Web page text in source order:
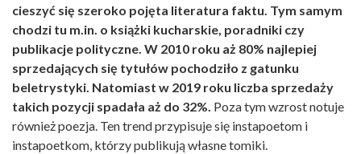
cieszyć się szeroko pojęta literatura faktu. Tym samym
chodzi tu m.in. o książki kucharskie, poradniki czy
publikacje polityczne. W 2010 roku aż 80% najlepiej
sprzedających się tytułów pochodziło z gatunku
beletrystyki. Natomiast w 2019 roku liczba sprzedaży
takich pozycji spadała aż do 32%. Poza tym wzrost notuje
również poezja. Ten trend przypisuje się instapoetom i
instapoetkom, którzy publikują własne tomiki.